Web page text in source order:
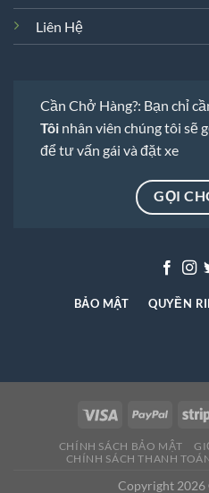
Liên Hệ
Cần Chở Hàng?: Bạn chỉ
Tôi nhân viên chúng tôi sẽ
để tư vấn gái và đặt xe
GỌI
BẢO MẬT QUYỀN
CHÍNH SÁCH BẢO MẬT
CHÍNH SÁCH THANH
Copyright